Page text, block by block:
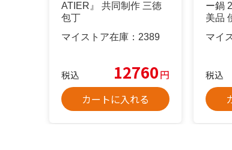
ATIER』 共同制作 三徳
包丁
マイストア在庫： 2389
税込 12760円
カートに入れる
ー鍋
美品
マイ
税込